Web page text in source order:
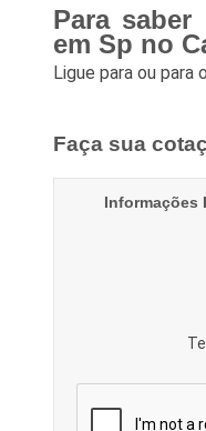
Para
em Sp no
Ligue para ou para
Faça sua
Informações